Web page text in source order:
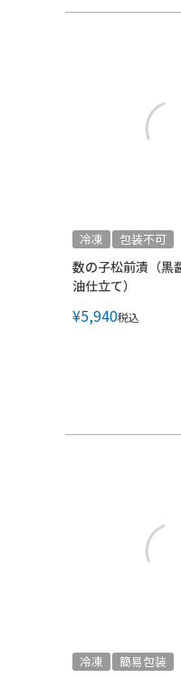
冷凍 包装不可
数の子松前漬（黒
油仕立て）
¥5,940税込
冷凍 簡易包装